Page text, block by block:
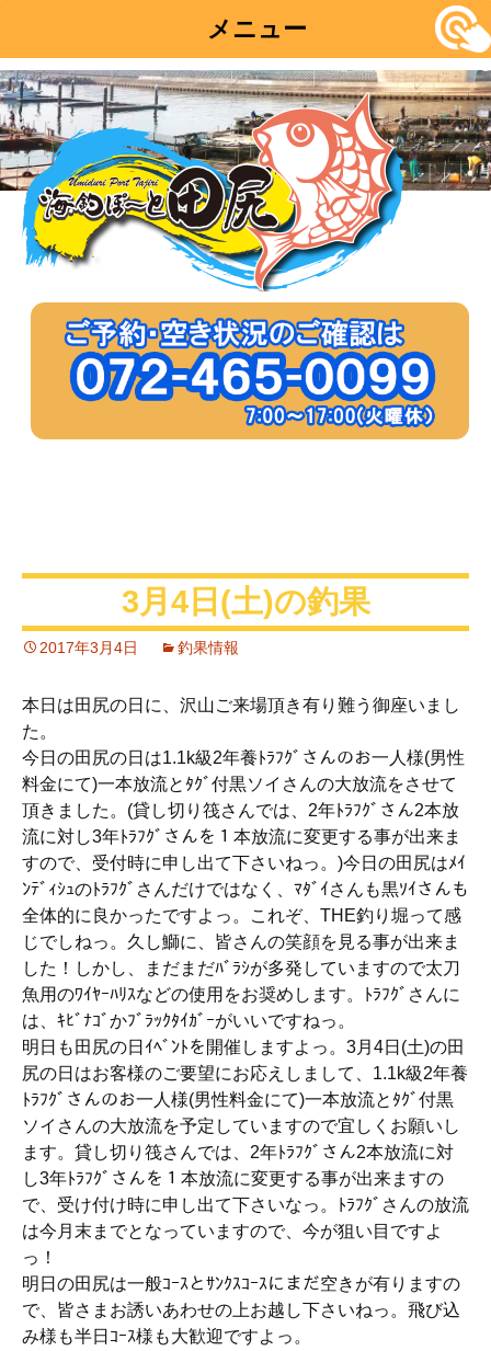
メニュー
コ
ン
テ
ン
ツ
3月4日(土)の釣果
2017年3月4日 釣果情報
本日は田尻の日に、沢山ご来場頂き有り難う御座いまし
た。
今日の田尻の日は1.1k級2年養ﾄﾗﾌｸﾞさんのお一人様(男性
料金にて)一本放流とﾀｸﾞ付黒ソイさんの大放流をさせて
頂きました。(貸し切り筏さんでは、2年ﾄﾗﾌｸﾞさん2本放
流に対し3年ﾄﾗﾌｸﾞさんを１本放流に変更する事が出来ま
すので、受付時に申し出て下さいねっ。)今日の田尻はﾒｲ
ﾝﾃﾞｨｼｭのﾄﾗﾌｸﾞさんだけではなく、ﾏﾀﾞｲさんも黒ｿｲさんも
全体的に良かったですよっ。これぞ、THE釣り堀って感
じでしねっ。久し鰤に、皆さんの笑顔を見る事が出来ま
した！しかし、まだまだﾊﾞﾗｼが多発していますので太刀
魚用のﾜｲﾔｰﾊﾘｽなどの使用をお奨めします。ﾄﾗﾌｸﾞさんに
は、ｷﾋﾞﾅｺﾞかﾌﾞﾗｯｸﾀｲｶﾞｰがいいですねっ。
明日も田尻の日ｲﾍﾞﾝﾄを開催しますよっ。3月4日(土)の田
尻の日はお客様のご要望にお応えしまして、1.1k級2年養
ﾄﾗﾌｸﾞさんのお一人様(男性料金にて)一本放流とﾀｸﾞ付黒
ソイさんの大放流を予定していますので宜しくお願いし
ます。貸し切り筏さんでは、2年ﾄﾗﾌｸﾞさん2本放流に対
し3年ﾄﾗﾌｸﾞさんを１本放流に変更する事が出来ますの
で、受け付け時に申し出て下さいなっ。ﾄﾗﾌｸﾞさんの放流
は今月末までとなっていますので、今が狙い目ですよ
っ！
明日の田尻は一般ｺｰｽとｻﾝｸｽｺｰｽにまだ空きが有りますの
で、皆さまお誘いあわせの上お越し下さいねっ。飛び込
み様も半日ｺｰｽ様も大歓迎ですよっ。